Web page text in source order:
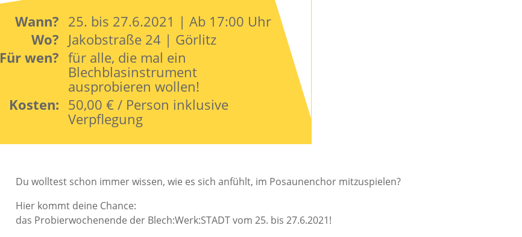
Wann? 25. bis 27.6.2021 | Ab 17:00 Uhr
Wo? Jakobstraße 24 | Görlitz
Für wen? für alle, die mal ein
Blechblasinstrument
ausprobieren wollen!
Kosten: 50,00 € / Person inklusive
Verpflegung
Du wolltest schon immer wissen, wie es sich anfühlt, im Posaunenchor mitzuspielen?
Hier kommt deine Chance:
das Probierwochenende der Blech:Werk:STADT vom 25. bis 27.6.2021!